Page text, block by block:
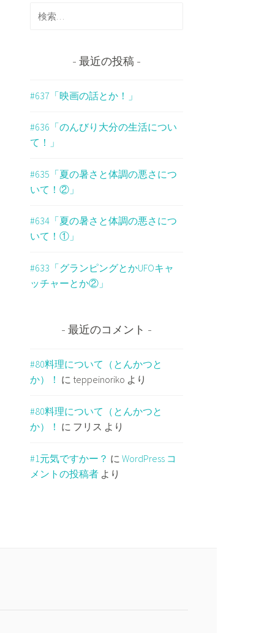
検
最近の投稿
#637「映画の話とか！」
#636「のんびり大分の生活につい
て！」
#635「夏の暑さと体調の悪さにつ
いて！②」
#634「夏の暑さと体調の悪さにつ
いて！①」
#633「グランピングとかUFOキャ
ッチャーとか②」
最近のコメント
#80料理について（とんかつと
か）！ に teppeinoriko より
#80料理について（とんかつと
か）！ に フリス より
#1元気ですかー？ に WordPress コ
メントの投稿者 より